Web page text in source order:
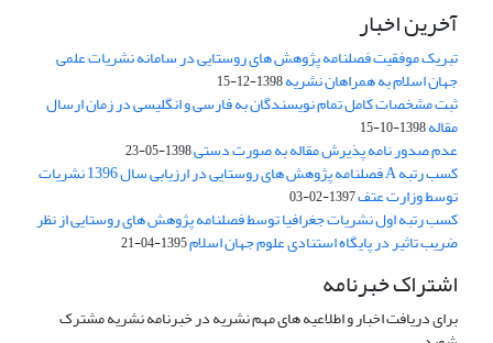
آخرین اخبار
تبریک موفقیت فصلنامه پژوهش های روستایی در سامانه نشریات علمی
جهان اسلام به همراهان نشریه1398-12-15
ثبت مشخصات کامل تمام نویسندگان به فارسی و انگلیسی در زمان ارسال
مقاله1398-10-15
عدم صدور نامه پذیرش مقاله به صورت دستی1398-05-23
کسب رتبه A فصلنامه پژوهش های روستایی در ارزیابی سال 1396 نشریات
توسط وزارت عتف1397-02-03
کسب رتبه اول نشریات جغرافیا توسط فصلنامه پژوهش های روستایی از نظر
ضریب تاثیر در پایگاه استنادی علوم جهان اسلام1395-04-21
اشتراک خبرنامه
برای دریافت اخبار و اطلاعیه های مهم نشریه در خبرنامه نشریه مشترک